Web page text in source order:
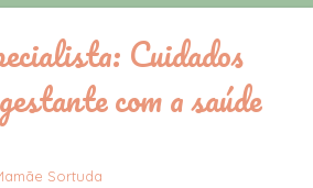
Cuidados
com a saúde
Sortuda